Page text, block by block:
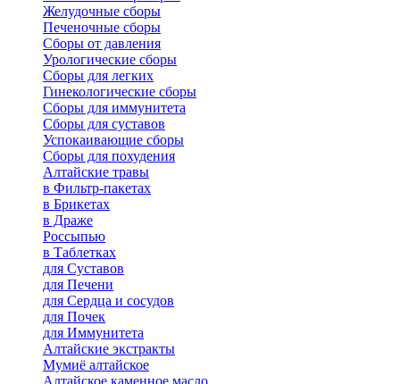
Желудочные сборы
Печеночные сборы
Сборы от давления
Урологические сборы
Сборы для легких
Гинекологические сборы
Сборы для иммунитета
Сборы для суставов
Успокаивающие сборы
Сборы для похудения
Алтайские травы
в Фильтр-пакетах
в Брикетах
в Драже
Россыпью
в Таблетках
для Cуставов
для Печени
для Сердца и сосудов
для Почек
для Иммунитета
Алтайские экстракты
Мумиё алтайское
Алтайское каменное масло